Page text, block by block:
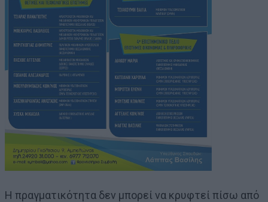
Η πραγματικότητα δεν μπορεί να κρυφτεί πίσω από